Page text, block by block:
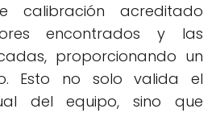
calibración acreditado
encontrados y las
proporcionando un
Esto no solo valida el
del equipo, sino que